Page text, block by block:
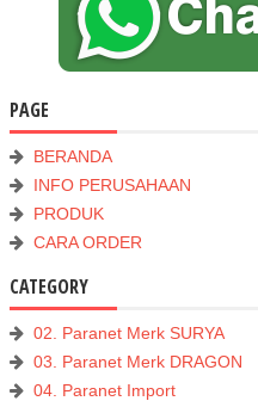
PAGE
BERANDA
INFO PERUSAHAAN
PRODUK
CARA ORDER
CATEGORY
02. Paranet Merk SURYA
03. Paranet Merk DRAGON
04. Paranet Import